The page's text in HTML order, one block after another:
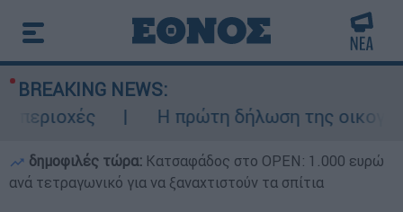
BREAKING NEWS:
Η πρώτη δήλωση της
δημοφιλές τώρα: Κατσαφάδος στο OPEN: 1.000 ευρώ
ανά τετραγωνικό για να ξαναχτιστούν τα σπίτια